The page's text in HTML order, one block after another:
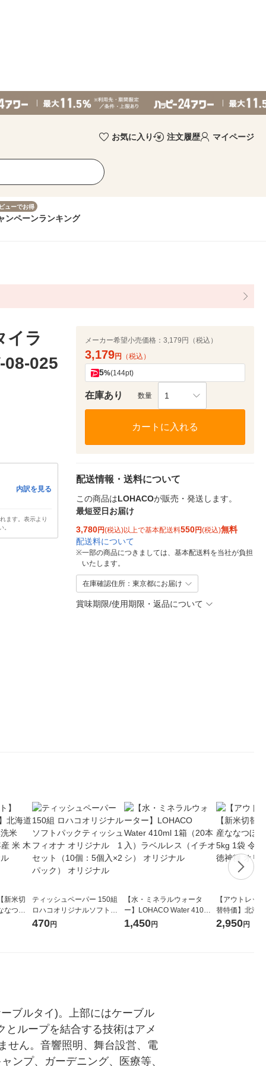
お気に入り 注文履歴 マイページ
ューでお得
ンペーンランキング
イラ
08-025
内訳を見る
ます。表示より
。
メーカー希望小売価格： 3,179円（税込）
3,179円 （税込）
5%(144pt)
在庫あり 数量 1
カートに入れる
配送情報・送料について
この商品はLOHACOが販売・発送します。
最短翌日お届け
3,780円(税込)以上で基本配送料550円(税込)無料
配送料について
※一部の商品につきましては、基本配送料を当社が負担
いたします。
在庫確認住所：東京都にお届け
賞味期限/使用期限・返品について
新米切
つぼ
和7年産
ル
ティッシュペーパー 150組
ロハコオリジナルソフトパ
ックティッシュ フィオナ オ
470円
【水・ミネラルウォータ
ー】LOHACO Water 410ml
1箱（20本入）ラベルレス
（イチオシ） オリジナル
1,450円
【アウトレッ
替特価】北海
し 精白米 5kg
米 木徳神糧 オ
2,950円
ブルタイ)。上部にはケーブル
とループを結合する技術はアメ
せん。音響照明、舞台設営、電
ンプ、ガーデニング、医療等、